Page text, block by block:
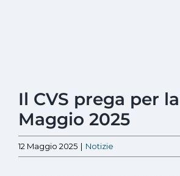
immagine
Il CVS prega per
Maggio 2025
12 Maggio 2025 | Notizie